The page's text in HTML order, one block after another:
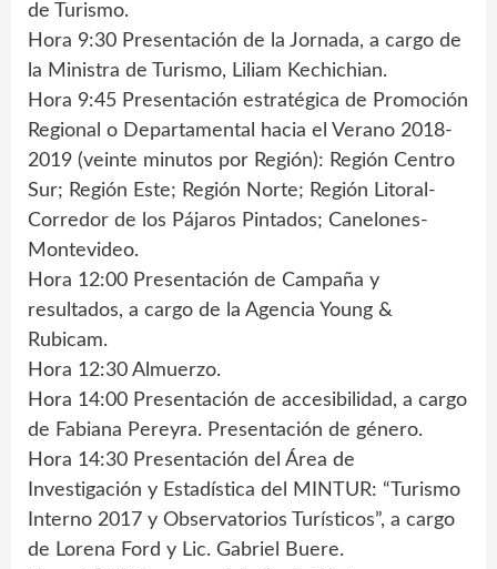
de Turismo.
Hora 9:30 Presentación de la Jornada, a cargo de
la Ministra de Turismo, Liliam Kechichian.
Hora 9:45 Presentación estratégica de Promoción
Regional o Departamental hacia el Verano 2018-
2019 (veinte minutos por Región): Región Centro
Sur; Región Este; Región Norte; Región Litoral-
Corredor de los Pájaros Pintados; Canelones-
Montevideo.
Hora 12:00 Presentación de Campaña y
resultados, a cargo de la Agencia Young &
Rubicam.
Hora 12:30 Almuerzo.
Hora 14:00 Presentación de accesibilidad, a cargo
de Fabiana Pereyra. Presentación de género.
Hora 14:30 Presentación del Área de
Investigación y Estadística del MINTUR: “Turismo
Interno 2017 y Observatorios Turísticos”, a cargo
de Lorena Ford y Lic. Gabriel Buere.